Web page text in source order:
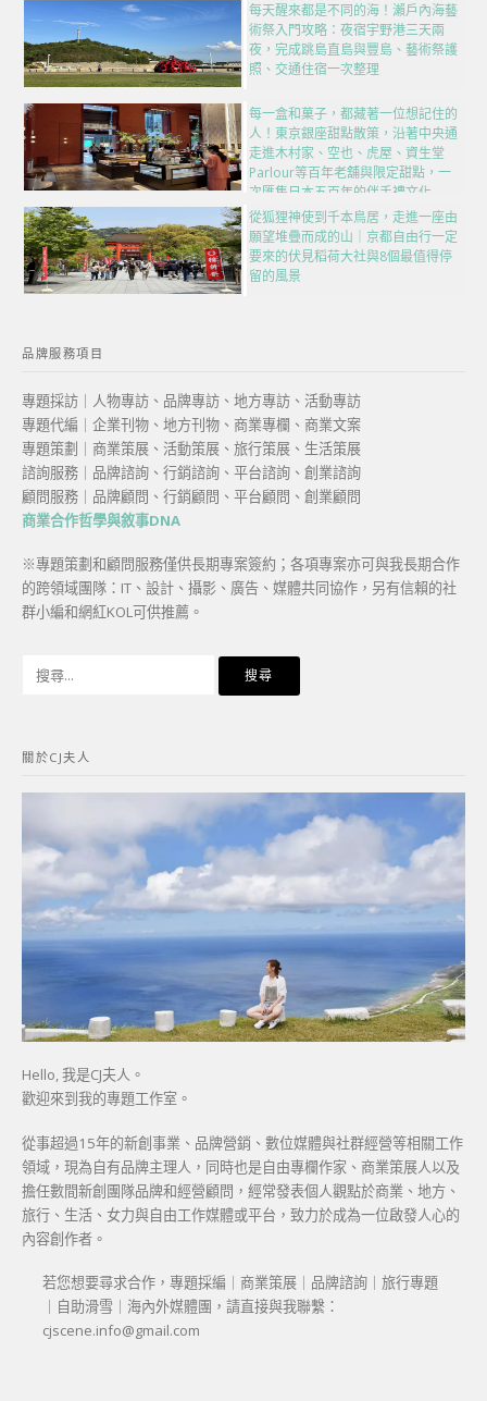
每天醒來都是不同的海！瀨戶內海藝
術祭入門攻略：夜宿宇野港三天兩
夜，完成跳島直島與豐島、藝術祭護
照、交通住宿一次整理
每一盒和菓子，都藏著一位想記住的
人！東京銀座甜點散策，沿著中央通
走進木村家、空也、虎屋、資生堂
Parlour等百年老舖與限定甜點，一
次匯集日本五百年的伴手禮文化
從狐狸神使到千本鳥居，走進一座由
願望堆疊而成的山｜京都自由行一定
要來的伏見稻荷大社與8個最值得停
留的風景
品牌服務項目
專題採訪｜人物專訪、品牌專訪、地方專訪、活動專訪
專題代編｜企業刊物、地方刊物、商業專欄、商業文案
專題策劃｜商業策展、活動策展、旅行策展、生活策展
諮詢服務｜品牌諮詢、行銷諮詢、平台諮詢、創業諮詢
顧問服務｜品牌顧問、行銷顧問、平台顧問、創業顧問
商業合作哲學與敘事DNA
※專題策劃和顧問服務僅供長期專案簽約；各項專案亦可與我長期合作
的跨領域團隊：IT、設計、攝影、廣告、媒體共同協作，另有信賴的社
群小編和網紅KOL可供推薦。
字:
關於CJ夫人
Hello, 我是CJ夫人。
歡迎來到我的專題工作室。
從事超過15年的新創事業、品牌營銷、數位媒體與社群經營等相關工作
領域，現為自有品牌主理人，同時也是自由專欄作家、商業策展人以及
擔任數間新創團隊品牌和經營顧問，經常發表個人觀點於商業、地方、
旅行、生活、女力與自由工作媒體或平台，致力於成為一位啟發人心的
內容創作者。
若您想要尋求合作，專題採編｜商業策展｜品牌諮詢｜旅行專題
｜自助滑雪｜海內外媒體團，請直接與我聯繫：
cjscene.info@gmail.com